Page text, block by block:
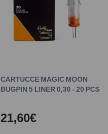
CARTUCCE MAGIC MOON
BUGPIN 5 LINER 0,30 - 20 PCS
21,60€